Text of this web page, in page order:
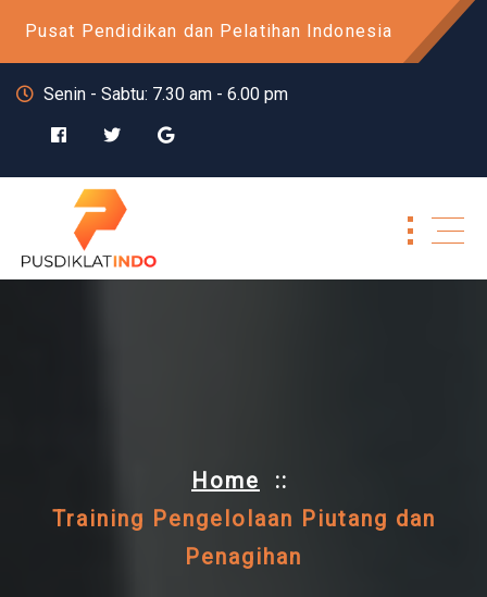
Pusat Pendidikan dan Pelatihan Indonesia
Senin - Sabtu: 7.30 am - 6.00 pm
Home ::
Training Pengelolaan Piutang dan
Penagihan